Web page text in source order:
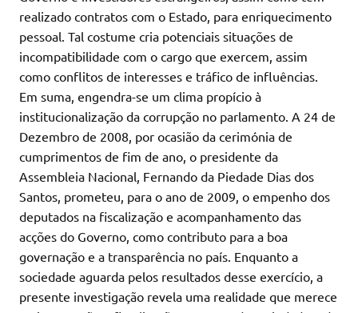
realizado contratos com o Estado, para enriquecimento
pessoal. Tal costume cria potenciais situações de
incompatibilidade com o cargo que exercem, assim
como conflitos de interesses e tráfico de influências.
Em suma, engendra-se um clima propício à
institucionalização da corrupção no parlamento. A 24 de
Dezembro de 2008, por ocasião da cerimónia de
cumprimentos de fim de ano, o presidente da
Assembleia Nacional, Fernando da Piedade Dias dos
Santos, prometeu, para o ano de 2009, o empenho dos
deputados na fiscalização e acompanhamento das
acções do Governo, como contributo para a boa
governação e a transparência no país. Enquanto a
sociedade aguarda pelos resultados desse exercício, a
presente investigação revela uma realidade que merece